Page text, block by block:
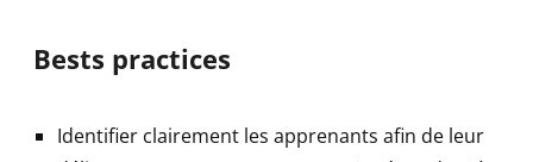
Bests practices
Identifier clairement les apprenants afin de leur